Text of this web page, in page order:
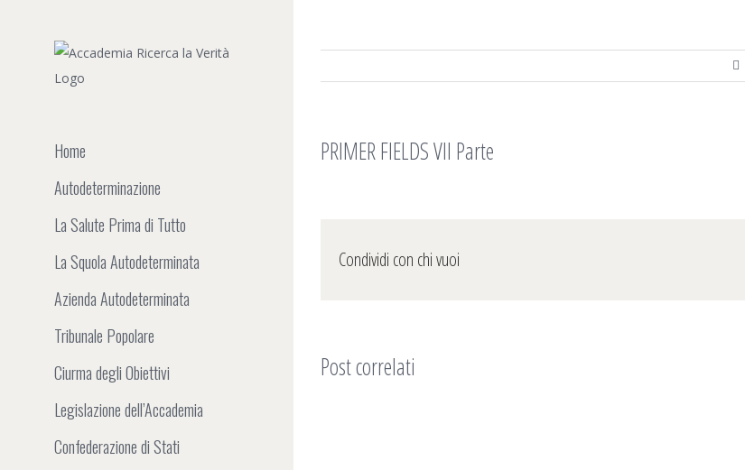
Home
Autodeterminazione
La Salute Prima di Tutto
La Squola Autodeterminata
Azienda Autodeterminata
Tribunale Popolare
Ciurma degli Obiettivi
Legislazione dell’Accademia
Confederazione di Stati
PRIMER FIELDS VII Parte
Condividi con chi vuoi
Post correlati